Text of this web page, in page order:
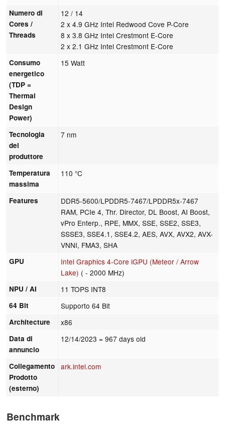
Numero di
Cores /
Threads
12 / 14
2 x 4.9 GHz Intel Redwood Cove P-Core
8 x 3.8 GHz Intel Crestmont E-Core
2 x 2.1 GHz Intel Crestmont E-Core
Consumo
energetico
(TDP =
Thermal
Design
Power)
15 Watt
Tecnologia
del
produttore
7 nm
Temperatura
massima
110 °C
Features
DDR5-5600/LPDDR5-7467/LPDDR5x-7467
RAM, PCIe 4, Thr. Director, DL Boost, AI Boost,
vPro Enterp., RPE, MMX, SSE, SSE2, SSE3,
SSSE3, SSE4.1, SSE4.2, AES, AVX, AVX2, AVX-
VNNI, FMA3, SHA
GPU
Intel Graphics 4-Core iGPU (Meteor / Arrow
Lake) ( - 2000 MHz)
NPU / AI 11 TOPS INT8
64 Bit Supporto 64 Bit
Architecture x86
Data di
annuncio
12/14/2023 = 967 days old
Collegamento
Prodotto
(esterno)
ark.intel.com
Benchmark